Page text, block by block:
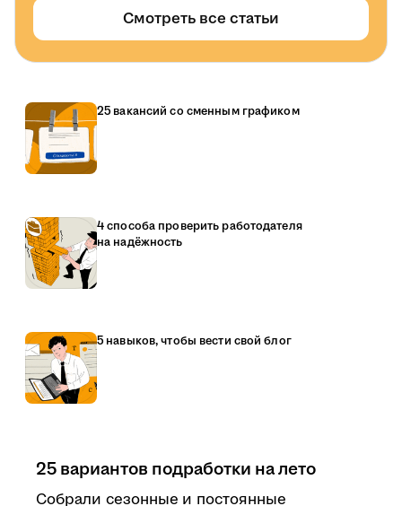
Смотреть все статьи
25 вакансий со сменным графиком
4 способа проверить работодателя
на надёжность
5 навыков, чтобы вести свой блог
25 вариантов подработки на лето
Собрали сезонные и постоянные